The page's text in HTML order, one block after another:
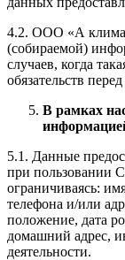
4.2. ООО «А
(собираемой)
случаев, когда
обязательств
В рамках
5.1. Данные
при пользовании
ограничиваясь:
телефона и/или
положение, дата
домашний адрес,
деятельности.